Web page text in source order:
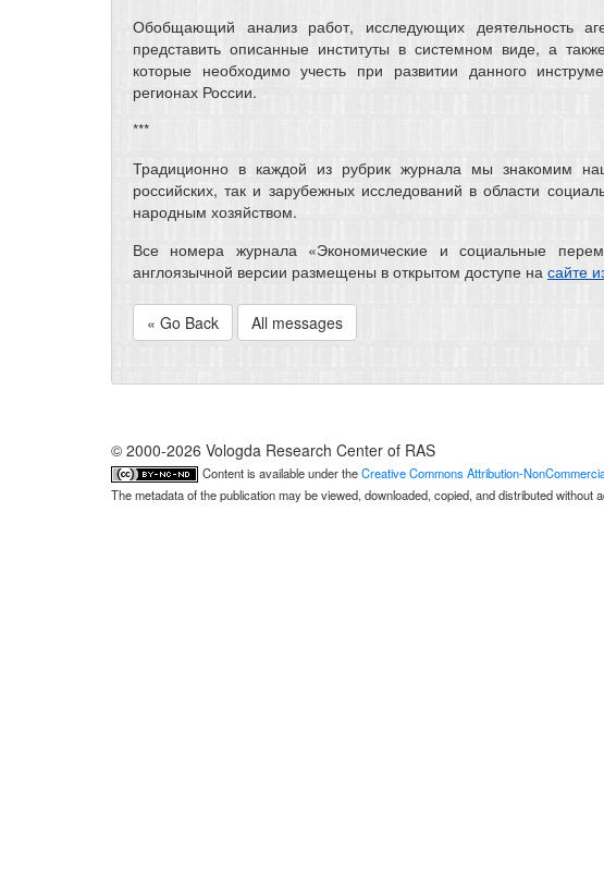
Обобщающий анализ работ, исследующих деятельность
представить описанные институты в системном виде, а
которые необходимо учесть при развитии данного
регионах России.
***
Традиционно в каждой из рубрик журнала мы знакомим
российских, так и зарубежных исследований в области
народным хозяйством.
Все номера журнала «Экономические и социальные
англоязычной версии размещены в открытом доступе на сайте
« Go Back All messages
© 2000-2026 Vologda Research Center of RAS
Content is available under theCreative Commons Attribution-
The metadata of the publication may be viewed, downloaded, copied, and distributed without